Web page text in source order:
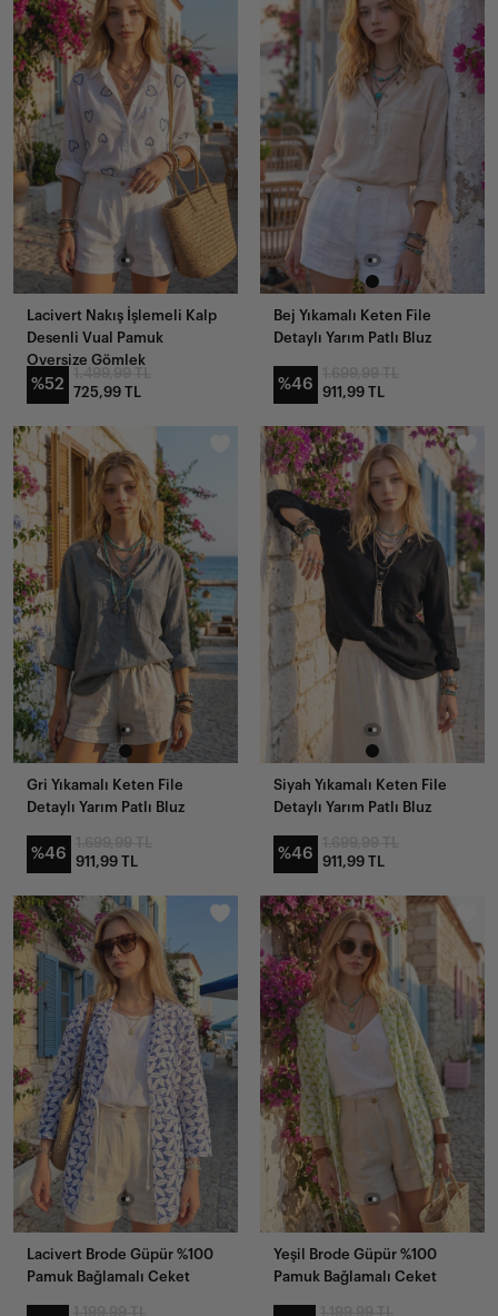
Lacivert Nakış İşlemeli Kalp
Desenli Vual Pamuk
Oversize Gömlek
%52
725,99 TL
Bej Yıkamalı Keten File
Detaylı Yarım Patlı Bluz
%46
911,99 TL
Gri Yıkamalı Keten File
Detaylı Yarım Patlı Bluz
%46
911,99 TL
Siyah Yıkamalı Keten File
Detaylı Yarım Patlı Bluz
%46
911,99 TL
Lacivert Brode Güpür %100
Pamuk Bağlamalı Ceket
Yeşil Brode Güpür %100
Pamuk Bağlamalı Ceket